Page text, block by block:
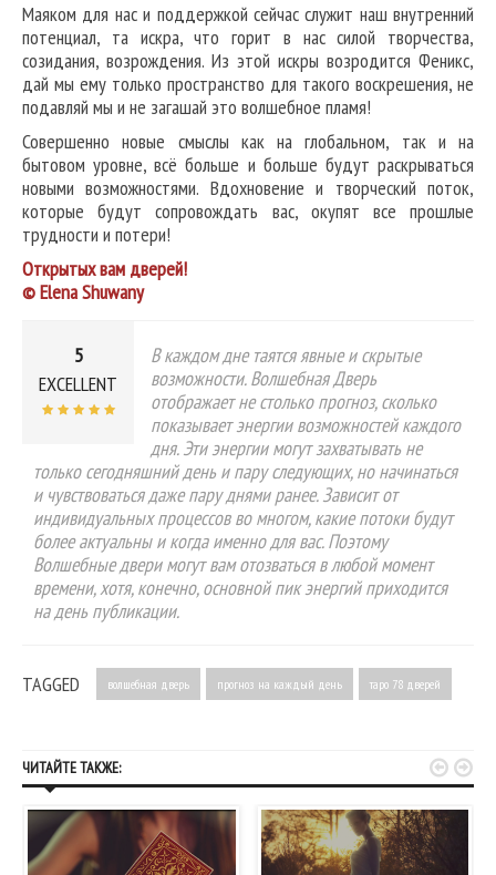
Маяком для нас и поддержкой сейчас служит наш внутренний
потенциал, та искра, что горит в нас силой творчества,
созидания, возрождения. Из этой искры возродится Феникс,
дай мы ему только пространство для такого воскрешения, не
подавляй мы и не загашай это волшебное пламя!
Совершенно новые смыслы как на глобальном, так и на
бытовом уровне, всё больше и больше будут раскрываться
новыми возможностями. Вдохновение и творческий поток,
которые будут сопровождать вас, окупят все прошлые
трудности и потери!
Открытых вам дверей!
© Elena Shuwany
5
EXCELLENT
В каждом дне таятся явные и скрытые
возможности. Волшебная Дверь
отображает не столько прогноз, сколько
показывает энергии возможностей каждого
дня. Эти энергии могут захватывать не
только сегодняшний день и пару следующих, но начинаться
и чувствоваться даже пару днями ранее. Зависит от
индивидуальных процессов во многом, какие потоки будут
более актуальны и когда именно для вас. Поэтому
Волшебные двери могут вам отозваться в любой момент
времени, хотя, конечно, основной пик энергий приходится
на день публикации.
TAGGED волшебная дверь прогноз на каждый день таро 78 дверей
ЧИТАЙТЕ ТАКЖЕ:  